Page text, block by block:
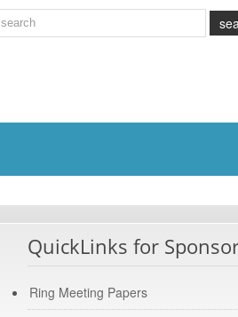
QuickLinks for
Ring Meeting Papers